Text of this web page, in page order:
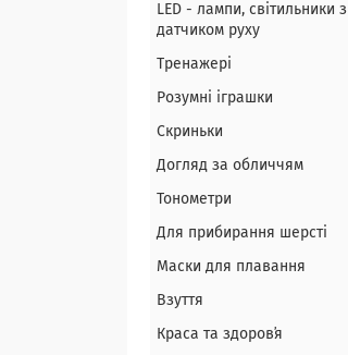
LED - лампи, світильники з
датчиком руху
Тренажері
Розумні іграшки
Скриньки
Догляд за обличчям
Тонометри
Для прибирання шерсті
Маски для плавання
Взуття
Краса та здоровʼя